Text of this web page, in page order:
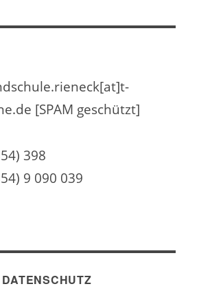
[SPAM geschützt]
398
9 090 039